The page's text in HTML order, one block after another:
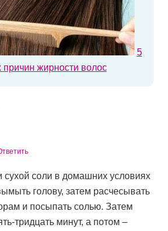
5
причин жирности волос
соли в домашних условиях
голову, затем расчесывать
и посыпать солью. Затем
тридцать минут, а потом –